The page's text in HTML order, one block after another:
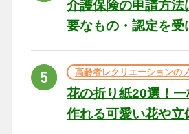
介護保険の申請方法
要なもの・認定を受
高齢者レクリエーションの
花の折り紙20選！
作れる可愛い花や立